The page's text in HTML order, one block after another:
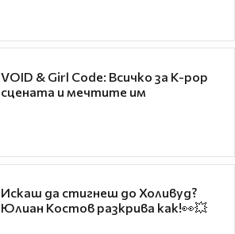
VOID & Girl Code: Всичко за K-pop
сцената и мечтите им
Искаш да стигнеш до Холивуд?
Юлиан Костов разкрива как!👀💥